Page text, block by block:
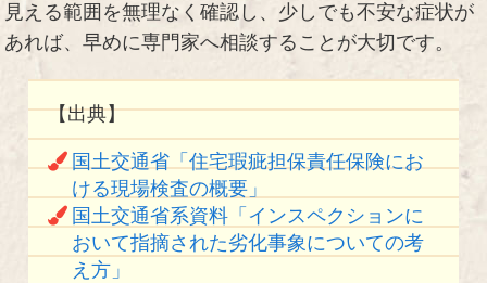
見える範囲を無理なく確認し、少しでも不安な症状が
あれば、早めに専門家へ相談することが大切です。
【出典】
国土交通省「住宅瑕疵担保責任保険にお
ける現場検査の概要」
国土交通省系資料「インスペクションに
おいて指摘された劣化事象についての考
え方」